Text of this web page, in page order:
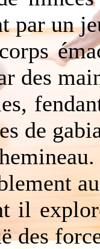
par un
des
de
il
des